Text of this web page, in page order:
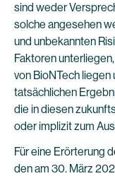
sind weder
solche angesehen
und unbekannten
Faktoren
von BioNTech liegen
tatsächlichen
die in diesen
oder implizit zum
Für eine Erörterung
den am 30. März